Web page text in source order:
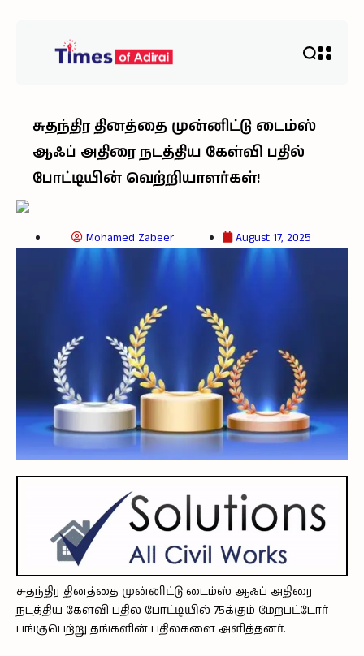
சுதந்திர தினத்தை முன்னிட்டு டைம்ஸ்
ஆஃப் அதிரை நடத்திய கேள்வி பதில்
போட்டியின் வெற்றியாளர்கள்!
Mohamed Zabeer August 17, 2025
சுதந்திர தினத்தை முன்னிட்டு டைம்ஸ் ஆஃப் அதிரை
நடத்திய கேள்வி பதில் போட்டியில் 75க்கும் மேற்பட்டோர்
பங்குபெற்று தங்களின் பதில்களை அளித்தனர்.